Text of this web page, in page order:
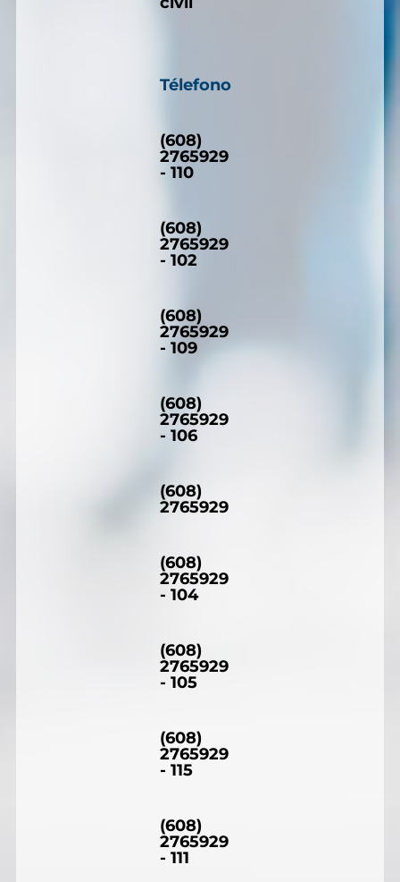
Télefono
(608)
2765929
- 110
(608)
2765929
- 102
(608)
2765929
- 109
(608)
2765929
- 106
(608)
2765929
(608)
2765929
- 104
(608)
2765929
- 105
(608)
2765929
- 115
(608)
2765929
- 111